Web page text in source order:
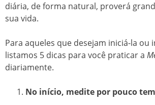
diária, de forma natural, proverá
sua vida.
Para aqueles que desejam iniciá-la ou
listamos 5 dicas para você praticar a
diariamente.
No início, medite por pouco